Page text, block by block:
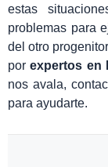
estas
problemas para
del otro
porexpertos en
nos avala,
para ayudarte.